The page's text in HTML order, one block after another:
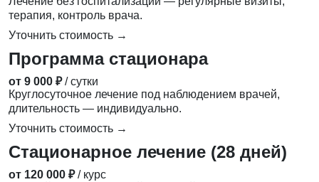
терапия, контроль врача.
Уточнить стоимость →
Программа стационара
от 9 000 ₽ / сутки
Круглосуточное лечение под наблюдением врачей,
длительность — индивидуально.
Уточнить стоимость →
Стационарное лечение (28 дней)
от 120 000 ₽ / курс